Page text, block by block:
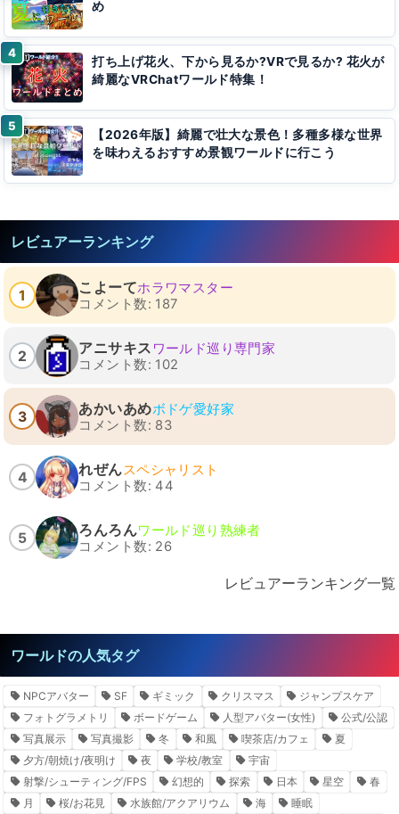
め
打ち上げ花火、下から見るか?VRで見るか? 花火が
綺麗なVRChatワールド特集！
【2026年版】綺麗で壮大な景色！多種多様な世界
を味わえるおすすめ景観ワールドに行こう
レビュアーランキング
1 こよーてホラワマスター
コメント数: 187
2 アニサキス ワールド巡り専門家
コメント数: 102
3 あかいあめボドゲ愛好家
コメント数: 83
4 れぜんスペシャリスト
コメント数: 44
5 ろんろんワールド巡り熟練者
コメント数: 26
レビュアーランキング一覧
ワールドの人気タグ
NPCアバター SF ギミック クリスマス
ジャンプスケア
フォトグラメトリ
ボードゲーム 人型アバター(女性)
公式/公認
写真展示
写真撮影 冬 和風 喫茶店/カフェ
夏
夕方/朝焼け/夜明け
夜 学校/教室
宇宙
射撃/シューティング/FPS
幻想的 探索 日本 星空
春
月
桜/お花見 水族館/アクアリウム 海
睡眠